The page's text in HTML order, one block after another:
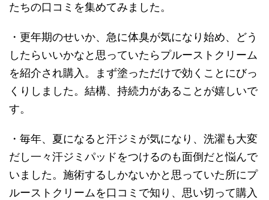
たちの口コミを集めてみました。
・更年期のせいか、急に体臭が気になり始め、どう
したらいいかなと思っていたらプルーストクリーム
を紹介され購入。まず塗っただけで効くことにびっ
くりしました。結構、持続力があることが嬉しいで
す。
・毎年、夏になると汗ジミが気になり、洗濯も大変
だし一々汗ジミパッドをつけるのも面倒だと悩んで
いました。施術するしかないかと思っていた所にプ
ルーストクリームを口コミで知り、思い切って購入